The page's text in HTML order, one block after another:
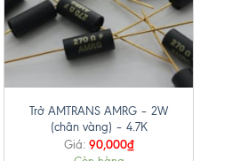
Trở AMTRANS AMRG – 2W
(chân vàng) – 4.7K
Giá: 90,000₫